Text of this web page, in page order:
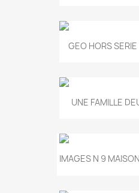
GEO HORS SERIE
UNE FAMILLE
IMAGES N 9